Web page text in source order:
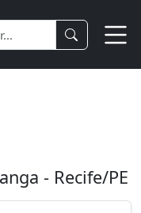
- Recife/PE